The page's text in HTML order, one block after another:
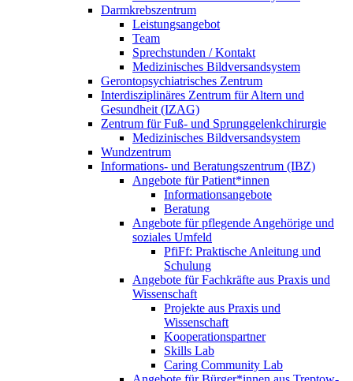
Darmkrebszentrum
Leistungsangebot
Team
Sprechstunden / Kontakt
Medizinisches Bildversandsystem
Gerontopsychiatrisches Zentrum
Interdisziplinäres Zentrum für Altern und
Gesundheit (IZAG)
Zentrum für Fuß- und Sprunggelenkchirurgie
Medizinisches Bildversandsystem
Wundzentrum
Informations- und Beratungszentrum (IBZ)
Angebote für Patient*innen
Informationsangebote
Beratung
Angebote für pflegende Angehörige und
soziales Umfeld
PfiFf: Praktische Anleitung und
Schulung
Angebote für Fachkräfte aus Praxis und
Wissenschaft
Projekte aus Praxis und
Wissenschaft
Kooperationspartner
Skills Lab
Caring Community Lab